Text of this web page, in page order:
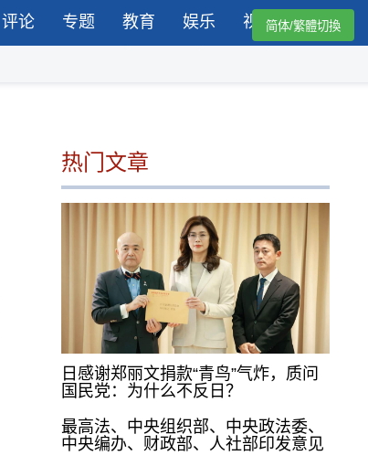
评论 专题 教育 娱乐 视频简体/繁體切換
热门文章
日感谢郑丽文捐款“青鸟”气炸，质问
国民党：为什么不反日？
最高法、中央组织部、中央政法委、
中央编办、财政部、人社部印发意见